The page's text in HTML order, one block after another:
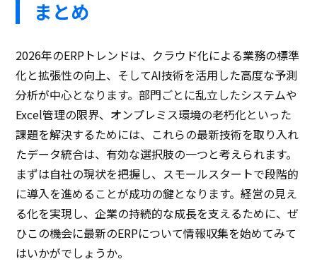
まとめ
2026年のERPトレンドは、クラウド化による業務の標準
化と拡張性の向上、そしてAI技術を活用した高度な予測
分析が中心となります。部門ごとに乱立したシステムや
Excel管理の限界、オンプレミス環境の老朽化といった
課題を解決するためには、これらの最新技術を取り入れ
たデータ統合は、有効な選択肢の一つと考えられます。
まずは自社の現状を把握し、スモールスタートで段階的
に導入を進めることが成功の鍵となります。経営の見え
る化を実現し、企業の持続的な成長を支えるために、ぜ
ひこの機会に最新のERPについて情報収集を始めてみて
はいかがでしょうか。